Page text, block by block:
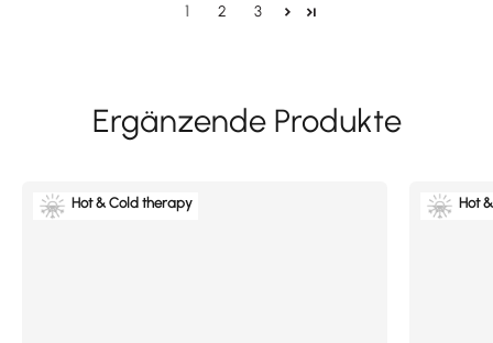
1 2 3
Hot & Cold therapy Hot